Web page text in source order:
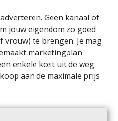
Geen kanaal of
jouw eigendom zo goed
vrouw) te brengen. Je mag
marketingplan
enkele kost uit de weg
aan de maximale prijs